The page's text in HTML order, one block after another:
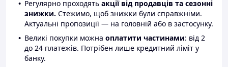
Регулярно проходять акції від продавців та сезонні
знижки. Стежимо, щоб знижки були справжніми.
Актуальні пропозиції — на головній або в застосунку.
Великі покупки можна оплатити частинами: від 2
до 24 платежів. Потрібен лише кредитний ліміт у
банку.